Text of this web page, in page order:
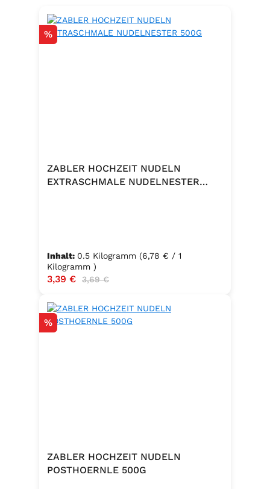
Rabatt
%
ZABLER HOCHZEIT NUDELN
EXTRASCHMALE NUDELNESTER
Inhalt: 0.5 Kilogramm (6,78 € / 1
Kilogramm )
Verkaufspreis:
3,39 € Regulärer Preis:
3,69 €
Rabatt
%
ZABLER HOCHZEIT NUDELN
POSTHOERNLE 500G